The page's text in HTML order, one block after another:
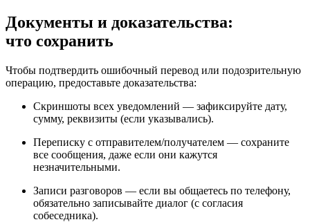
Документы и доказательства:
что сохранить
Чтобы подтвердить ошибочный перевод или подозрительную
операцию, предоставьте доказательства:
Скриншоты всех уведомлений — зафиксируйте дату,
сумму, реквизиты (если указывались).
Переписку с отправителем/получателем — сохраните
все сообщения, даже если они кажутся
незначительными.
Записи разговоров — если вы общаетесь по телефону,
обязательно записывайте диалог (с согласия
собеседника).